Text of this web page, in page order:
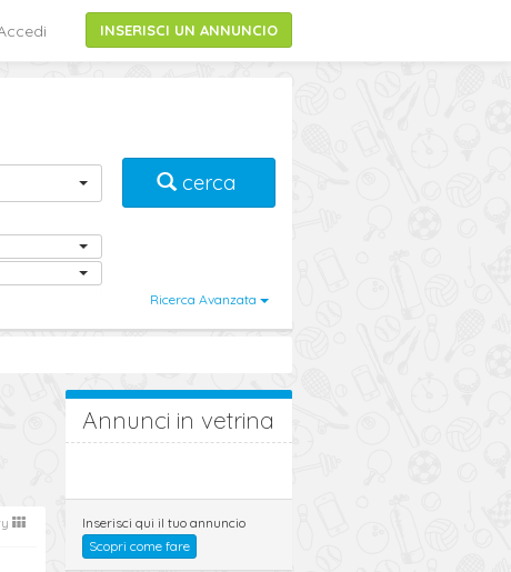
INSERISCI UN ANNUNCIO
cerca
Ricerca Avanzata
Annunci in vetrina
Inserisci qui il tuo annuncio
Scopri come fare